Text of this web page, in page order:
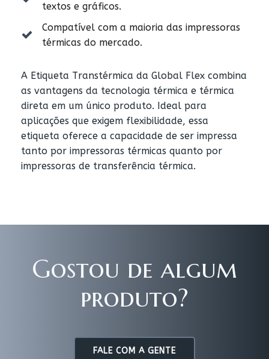
textos e gráficos.
Compatível com a maioria das impressoras
térmicas do mercado.
A Etiqueta Transtérmica da Global Flex combina
as vantagens da tecnologia térmica e térmica
direta em um único produto. Ideal para
aplicações que exigem flexibilidade, essa
etiqueta oferece a capacidade de ser impressa
tanto por impressoras térmicas quanto por
impressoras de transferência térmica.
Gostou de algum
produto?
FALE COM A GENTE